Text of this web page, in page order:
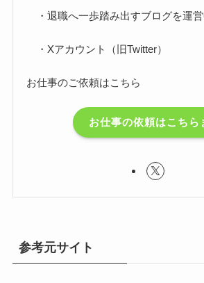
・退職へ一歩踏み出すブログを運営
・Xアカウント（旧Twitter）
お仕事のご依頼はこちら
お仕事の依頼はこちら
参考元サイト